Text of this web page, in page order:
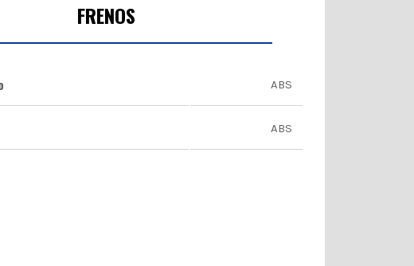
FRENOS
ABS
ABS